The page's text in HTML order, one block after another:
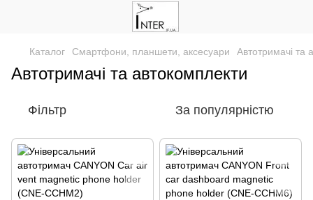
Каталог Смартфони, планшети, аксесуари Автотримачі та
Автотримачі та автокомплекти
Фільтр За популярністю